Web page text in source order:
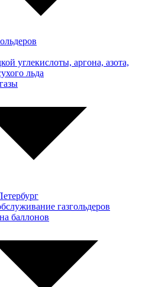
углекислоты, аргона, азота,
льда
газгольдеров
баллонов